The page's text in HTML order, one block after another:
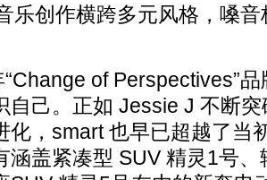
乐创作横跨多元风格，嗓
of Perspectives”
自己。正如 Jessie J 不断
化，smart 也早已超越了当
涵盖紧凑型 SUV 精灵1号